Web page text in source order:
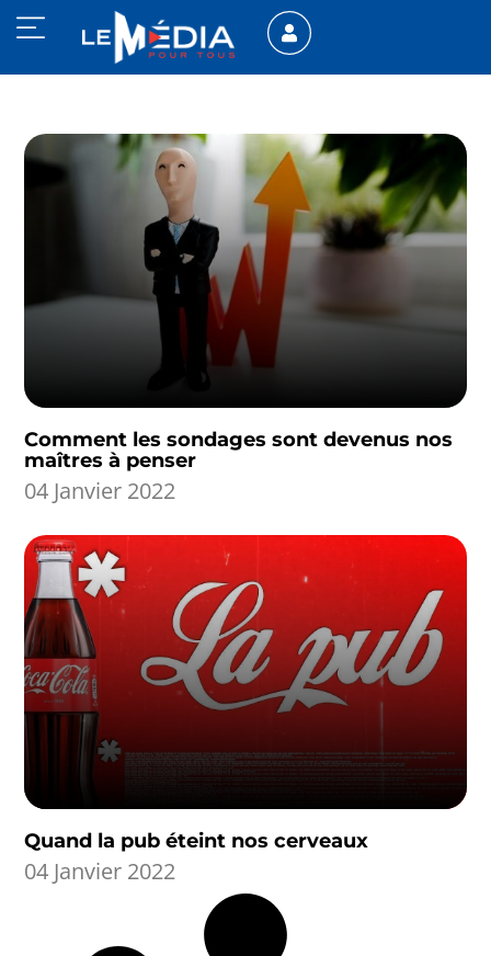
Comment les sondages sont devenus nos
maîtres à penser
04 Janvier 2022
Quand la pub éteint nos cerveaux
04 Janvier 2022